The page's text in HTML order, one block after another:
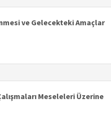
ve Gelecekteki Amaçlar
Meseleleri Üzerine